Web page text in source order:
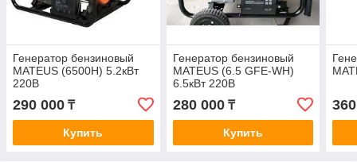
Генератор бензиновый
MATEUS (6500H) 5.2кВт
220В
290 000 ₸
Купить
Генератор бензиновый
MATEUS (6.5 GFE-WH)
6.5кВт 220В
280 000₸
Купить